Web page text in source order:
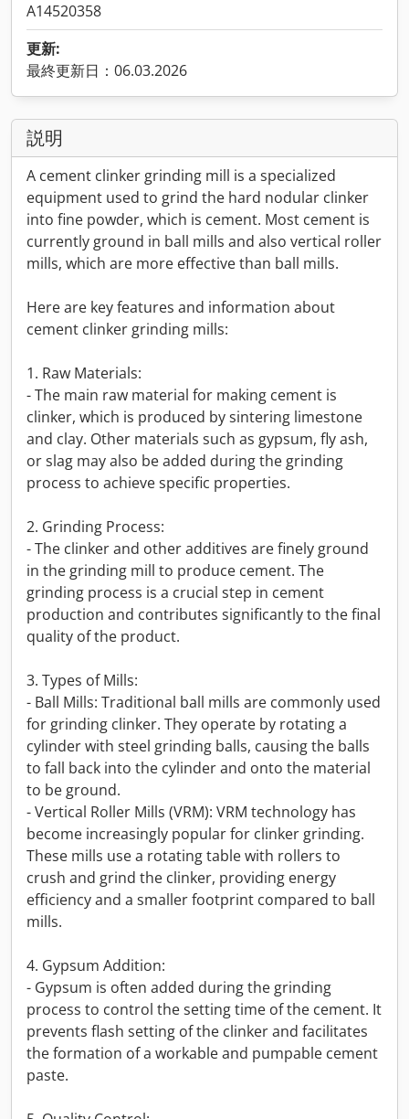
A14520358
更新:
最終更新日：06.03.2026
説明
A cement clinker grinding mill is a specialized
equipment used to grind the hard nodular clinker
into fine powder, which is cement. Most cement is
currently ground in ball mills and also vertical roller
mills, which are more effective than ball mills.
Here are key features and information about
cement clinker grinding mills:
1. Raw Materials:
- The main raw material for making cement is
clinker, which is produced by sintering limestone
and clay. Other materials such as gypsum, fly ash,
or slag may also be added during the grinding
process to achieve specific properties.
2. Grinding Process:
- The clinker and other additives are finely ground
in the grinding mill to produce cement. The
grinding process is a crucial step in cement
production and contributes significantly to the final
quality of the product.
3. Types of Mills:
- Ball Mills: Traditional ball mills are commonly used
for grinding clinker. They operate by rotating a
cylinder with steel grinding balls, causing the balls
to fall back into the cylinder and onto the material
to be ground.
- Vertical Roller Mills (VRM): VRM technology has
become increasingly popular for clinker grinding.
These mills use a rotating table with rollers to
crush and grind the clinker, providing energy
efficiency and a smaller footprint compared to ball
mills.
4. Gypsum Addition:
- Gypsum is often added during the grinding
process to control the setting time of the cement. It
prevents flash setting of the clinker and facilitates
the formation of a workable and pumpable cement
paste.